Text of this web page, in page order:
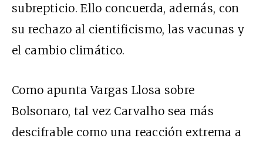
subrepticio. Ello concuerda, además, con
su rechazo al cientificismo, las vacunas y
el cambio climático.
Como apunta Vargas Llosa sobre
Bolsonaro, tal vez Carvalho sea más
descifrable como una reacción extrema a